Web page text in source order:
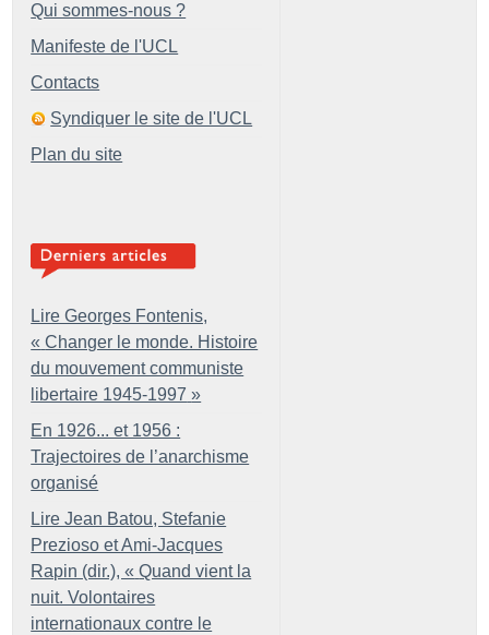
Qui sommes-nous ?
Manifeste de l'UCL
Contacts
Syndiquer le site de l'UCL
Plan du site
Lire Georges Fontenis,
« Changer le monde. Histoire
du mouvement communiste
libertaire 1945-1997 »
En 1926... et 1956 :
Trajectoires de l’anarchisme
organisé
Lire Jean Batou, Stefanie
Prezioso et Ami-Jacques
Rapin (dir.), « Quand vient la
nuit. Volontaires
internationaux contre le